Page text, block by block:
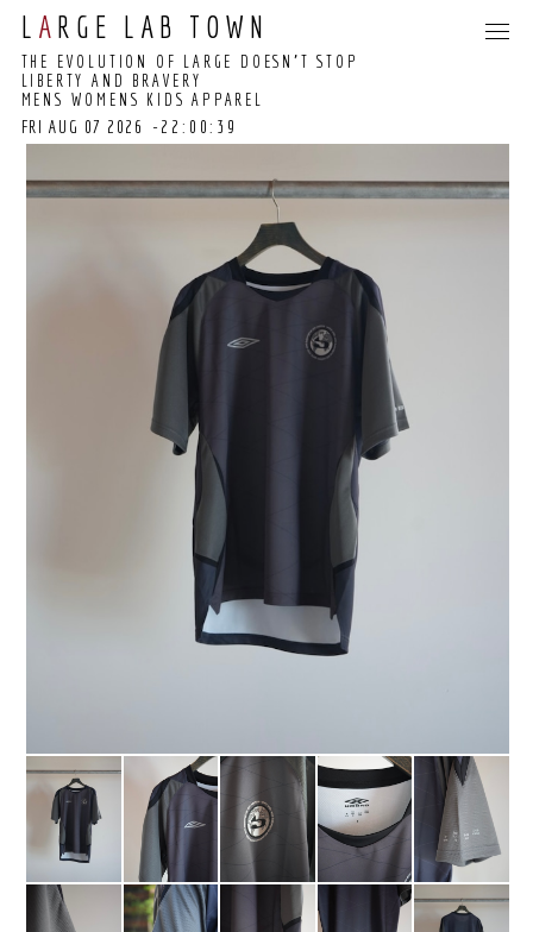
L A RGE LAB TOWN
THE EVOLUTION OF LARGE DOESN’T STOP
LIBERTY AND BRAVERY
MENS WOMENS KIDS APPAREL
FRI AUG 07 2026
(COORDINATED
-22:00:40